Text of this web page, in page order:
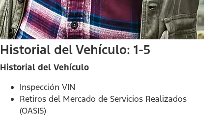
Historial del Vehículo: 1-5
Historial del Vehículo
Inspección VIN
Retiros del Mercado de Servicios Realizados
(OASIS)